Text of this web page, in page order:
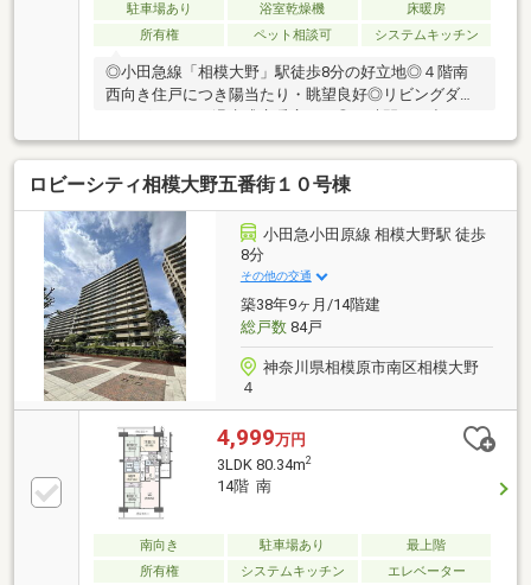
駐車場あり 浴室乾燥機
床暖房
所有権
ペット相談可 システムキッチン
◎小田急線「相模大野」駅徒歩8分の好立地◎４階南
西向き住戸につき陽当たり・眺望良好◎リビングダイ
能【主な設備・仕様】・オートロック ・宅配ボック
ス・セコムセキュリティ・TVモニター付きインターホ
ン・食器洗浄乾燥機付きシステムキッチン・浴室換気
乾燥暖房機能付きユニットバス【ライフインフォメー
ション】鹿島台小学校…約400ｍ（徒歩5分）谷口中学
校…約600ｍ（徒歩8分）セブンイレブン谷口店…約150
ｍ（徒歩2分）クリエイトSD相模原上鶴間谷口店…約
550ｍ（徒歩7分）スーパー三和上鶴間店…約600ｍ（徒
歩8分）
ロビーシティ相模大野五番街１０号棟
小田急小田原線 相模大野駅 徒歩
8分
その他の交通
築38年9ヶ月/14階建
総戸数84戸
神奈川県相模原市南区相模大野
４
4,999万円
3LDK 80.34m2
14階 南
南向き 駐車場あり
最上階
所有権
システムキッチン エレベーター